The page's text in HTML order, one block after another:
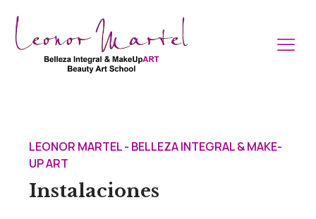
LEONOR MARTEL - BELLEZA INTEGRAL & MAKE-
UP ART
Instalaciones